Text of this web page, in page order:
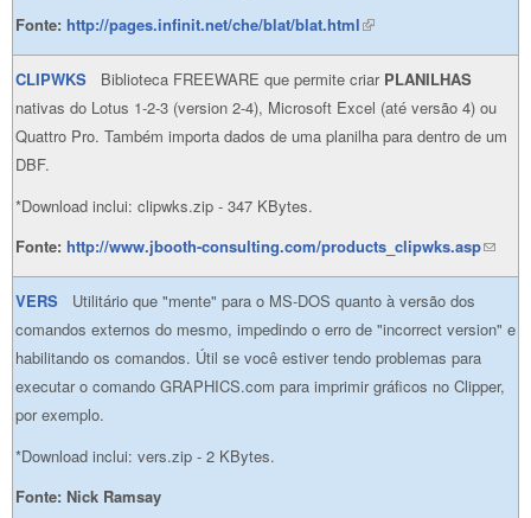
Fonte: http://pages.infinit.net/che/blat/blat.html(link is external)
CLIPWKS Biblioteca FREEWARE que permite criar PLANILHAS
nativas do Lotus 1-2-3 (version 2-4), Microsoft Excel (até versão 4) ou
Quattro Pro. Também importa dados de uma planilha para dentro de um
DBF.
*Download inclui: clipwks.zip - 347 KBytes.
Fonte: http://www.jbooth-consulting.com/products_clipwks.asp(link
sends
VERS
Utilitário que "mente" para o MS-DOS quanto à versão dos
comandos externos do mesmo, impedindo o erro de "incorrect version" e
habilitando os comandos. Útil se você estiver tendo problemas para
executar o comando GRAPHICS.com para imprimir gráficos no Clipper,
por exemplo.
*Download inclui: vers.zip - 2 KBytes.
Fonte: Nick Ramsay